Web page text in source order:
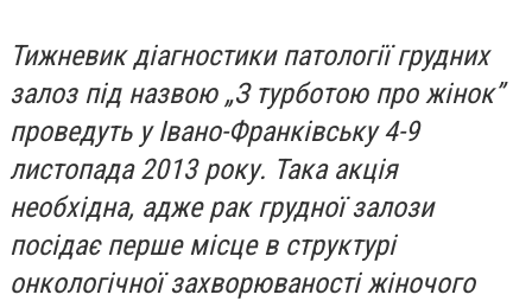
Тижневик діагностики патології грудних
залоз під назвою „З турботою про жінок”
проведуть у Івано-Франківську 4-9
листопада 2013 року. Така акція
необхідна, адже рак грудної залози
посідає перше місце в структурі
онкологічної захворюваності жіночого